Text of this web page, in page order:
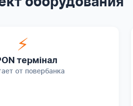
⚡
термінал
от повербанка